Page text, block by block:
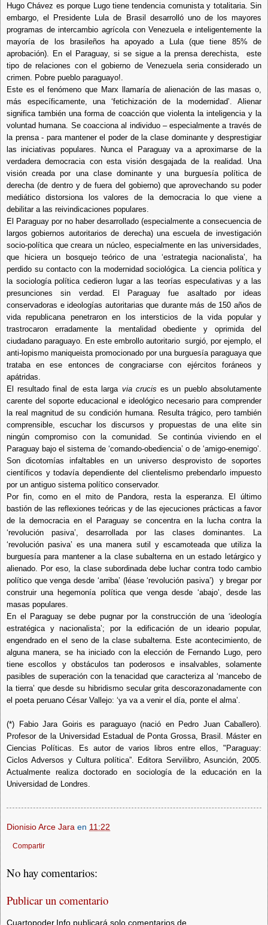
Hugo Chávez es porque Lugo tiene tendencia comunista y totalitaria. Sin
embargo, el Presidente Lula de Brasil desarrolló uno de los mayores
programas de intercambio agrícola con Venezuela e inteligentemente la
mayoría de los brasileños ha apoyado a Lula (que tiene 85% de
aprobación). En el Paraguay, si se sigue a la prensa derechista, este
tipo de relaciones con el gobierno de Venezuela seria considerado un
crimen. Pobre pueblo paraguayo!.
Este es el fenómeno que Marx llamaría de alienación de las masas o,
más específicamente, una ‘fetichización de la modernidad’. Alienar
significa también una forma de coacción que violenta la inteligencia y la
voluntad humana. Se coacciona al individuo – especialmente a través de
la prensa - para mantener el poder de la clase dominante y desprestigiar
las iniciativas populares. Nunca el Paraguay va a aproximarse de la
verdadera democracia con esta visión desgajada de la realidad. Una
visión creada por una clase dominante y una burguesía política de
derecha (de dentro y de fuera del gobierno) que aprovechando su poder
mediático distorsiona los valores de la democracia lo que viene a
debilitar a las reivindicaciones populares.
El Paraguay por no haber desarrollado (especialmente a consecuencia de
largos gobiernos autoritarios de derecha) una escuela de investigación
socio-política que creara un núcleo, especialmente en las universidades,
que hiciera un bosquejo teórico de una ‘estrategia nacionalista’, ha
perdido su contacto con la modernidad sociológica. La ciencia política y
la sociología política cedieron lugar a las teorías especulativas y a las
presunciones sin verdad. El Paraguay fue asaltado por ideas
conservadoras e ideologías autoritarias que durante más de 150 años de
vida republicana penetraron en los intersticios de la vida popular y
trastrocaron erradamente la mentalidad obediente y oprimida del
ciudadano paraguayo. En este embrollo autoritario surgió, por ejemplo, el
anti-lopismo maniqueista promocionado por una burguesía paraguaya que
trataba en ese entonces de congraciarse con ejércitos foráneos y
apátridas.
El resultado final de esta larga via crucis es un pueblo absolutamente
carente del soporte educacional e ideológico necesario para comprender
la real magnitud de su condición humana. Resulta trágico, pero también
comprensible, escuchar los discursos y propuestas de una elite sin
ningún compromiso con la comunidad. Se continúa viviendo en el
Paraguay bajo el sistema de ‘comando-obediencia’ o de ‘amigo-enemigo’.
Son dicotomías infaltables en un universo desprovisto de soportes
científicos y todavía dependiente del clientelismo prebendarlo impuesto
por un antiguo sistema político conservador.
Por fin, como en el mito de Pandora, resta la esperanza. El último
bastión de las reflexiones teóricas y de las ejecuciones prácticas a favor
de la democracia en el Paraguay se concentra en la lucha contra la
‘revolución pasiva’, desarrollada por las clases dominantes. La
‘revolución pasiva’ es una manera sutil y escamoteada que utiliza la
burguesía para mantener a la clase subalterna en un estado letárgico y
alienado. Por eso, la clase subordinada debe luchar contra todo cambio
político que venga desde ‘arriba’ (léase ‘revolución pasiva’) y bregar por
construir una hegemonía política que venga desde ‘abajo’, desde las
masas populares.
En el Paraguay se debe pugnar por la construcción de una ‘ideología
estratégica y nacionalista’; por la edificación de un ideario popular,
engendrado en el seno de la clase subalterna. Este acontecimiento, de
alguna manera, se ha iniciado con la elección de Fernando Lugo, pero
tiene escollos y obstáculos tan poderosos e insalvables, solamente
pasibles de superación con la tenacidad que caracteriza al ‘mancebo de
la tierra’ que desde su hibridismo secular grita descorazonadamente con
el poeta peruano César Vallejo: ‘ya va a venir el día, ponte el alma’.
(*) Fabio Jara Goiris es paraguayo (nació en Pedro Juan Caballero).
Profesor de la Universidad Estadual de Ponta Grossa, Brasil. Máster en
Ciencias Políticas. Es autor de varios libros entre ellos, "Paraguay:
Ciclos Adversos y Cultura política”. Editora Servilibro, Asunción, 2005.
Actualmente realiza doctorado en sociología de la educación en la
Universidad de Londres.
Dionisio Arce Jara en 11:22
Compartir
No hay comentarios:
Publicar un comentario
Cuartopoder.Info publicará solo comentarios de